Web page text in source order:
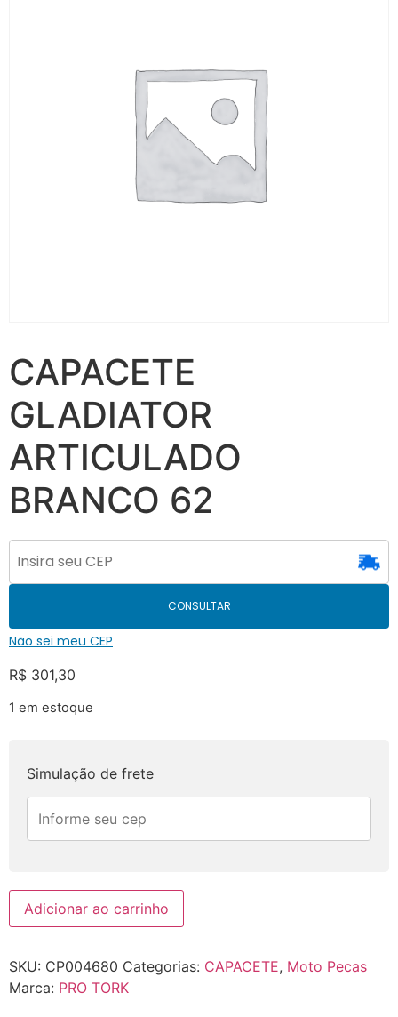
CAPACETE
GLADIATOR
ARTICULADO
BRANCO 62
CONSULTAR
Não sei meu CEP
R$ 301,30
1 em estoque
Simulação de frete
Adicionar ao carrinho
SKU: CP004680 Categorias: CAPACETE, Moto Pecas
Marca: PRO TORK